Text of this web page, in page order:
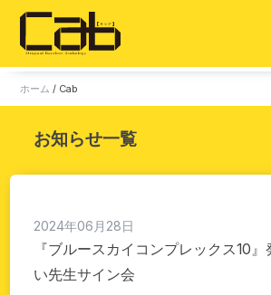
ホーム
雑誌
単話
販売サイト
ホーム / Cab
お知らせ一覧
2024年06月28日
『ブルースカイコンプレックス10
い先生サイン会